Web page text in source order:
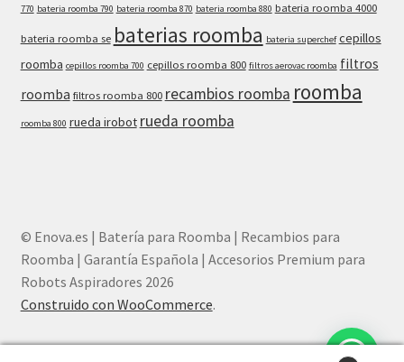
770 bateria roomba 790 bateria roomba 870 bateria roomba 880 bateria roomba 4000
bateria roomba se baterias roomba bateria superchef cepillos
roomba cepillos roomba 700 cepillos roomba 800 filtros aerovac roomba filtros
roomba filtros roomba 800 recambios roomba roomba
roomba 800 rueda irobot rueda roomba
© Enova.es | Batería para Roomba | Recambios para
Roomba | Garantía Española | Accesorios Premium para
Robots Aspiradores 2026
Construido con WooCommerce.